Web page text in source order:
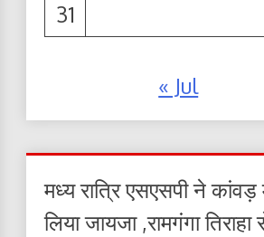
31
« Jul
मध्य रात्रि एसएसपी ने कांवड़
लिया जायजा ,रामगंगा